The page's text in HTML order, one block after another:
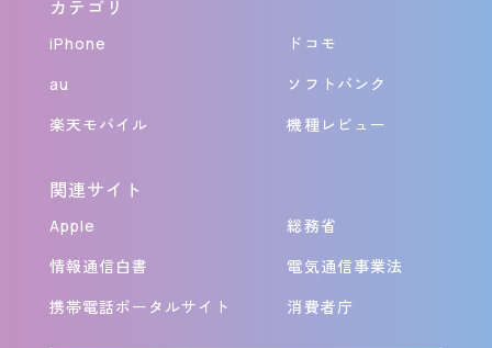
カテゴリ
iPhone
ドコモ
au
ソフトバンク
楽天モバイル
機種レビュー
関連サイト
Apple
総務省
情報通信白書
電気通信事業法
携帯電話ポータルサイト
消費者庁